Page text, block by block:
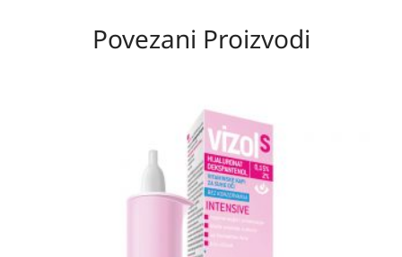
Povezani Proizvodi